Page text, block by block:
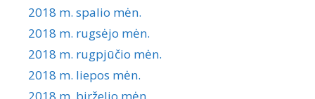
2018 m. spalio mėn.
2018 m. rugsėjo mėn.
2018 m. rugpjūčio mėn.
2018 m. liepos mėn.
2018 m. birželio mėn.